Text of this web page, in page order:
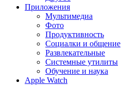
Приложения
Мультимедиа
Фото
Продуктивность
Социалки и общение
Развлекательные
Системные утилиты
Обучение и наука
Apple Watch